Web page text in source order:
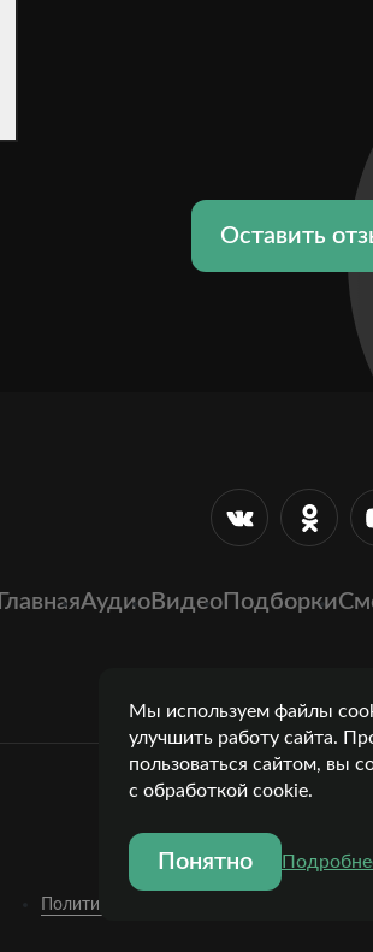
Оставить
ГлавнаяАудиоВидеоПодборки
Политика конфиденциальности
Мы используем файлы
улучшить работу сайта.
пользоваться сайтом, вы
с обработкой cookie.
Понятно